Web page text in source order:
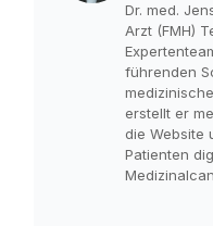
Dr. med.
Arzt (FMH)
führenden
erstellt er
die Website
Patienten